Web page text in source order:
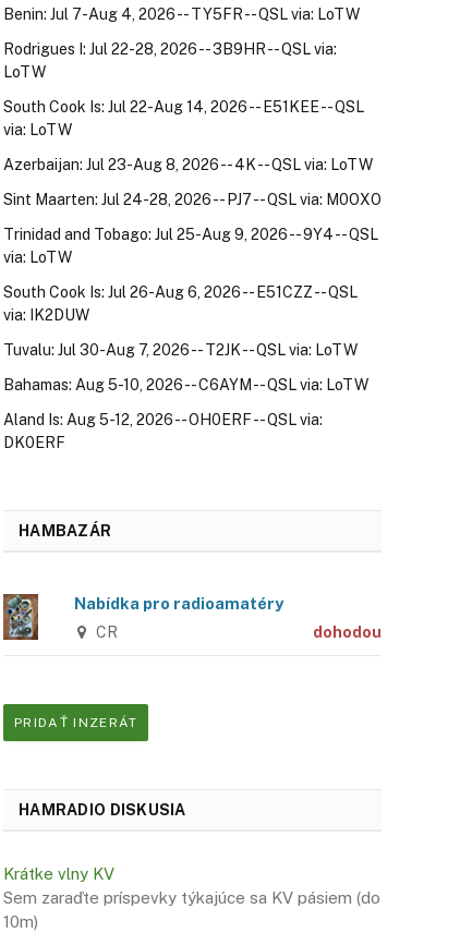
Benin: Jul 7-Aug 4, 2026 -- TY5FR -- QSL via: LoTW
Rodrigues I: Jul 22-28, 2026 -- 3B9HR -- QSL via:
LoTW
South Cook Is: Jul 22-Aug 14, 2026 -- E51KEE -- QSL
via: LoTW
Azerbaijan: Jul 23-Aug 8, 2026 -- 4K -- QSL via: LoTW
Sint Maarten: Jul 24-28, 2026 -- PJ7 -- QSL via: M0OXO
Trinidad and Tobago: Jul 25-Aug 9, 2026 -- 9Y4 -- QSL
via: LoTW
South Cook Is: Jul 26-Aug 6, 2026 -- E51CZZ -- QSL
via: IK2DUW
Tuvalu: Jul 30-Aug 7, 2026 -- T2JK -- QSL via: LoTW
Bahamas: Aug 5-10, 2026 -- C6AYM -- QSL via: LoTW
Aland Is: Aug 5-12, 2026 -- OH0ERF -- QSL via:
DK0ERF
HAMBAZÁR
Nabídka pro radioamatéry
CR dohodou
PRIDAŤ INZERÁT
HAMRADIO DISKUSIA
Krátke vlny KV
Sem zaraďte príspevky týkajúce sa KV pásiem (do
10m)